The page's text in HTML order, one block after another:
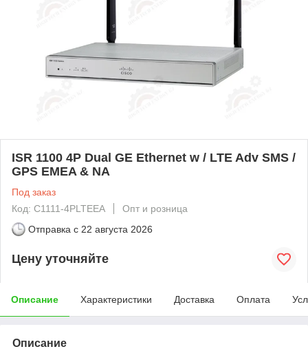
ISR 1100 4P Dual GE Ethernet w / LTE Adv SMS /
GPS EMEA & NA
Под заказ
Код: C1111-4PLTEEA
Опт и розница
Отправка с 22 августа 2026
Цену уточняйте
Описание Характеристики Доставка Оплата
Описание